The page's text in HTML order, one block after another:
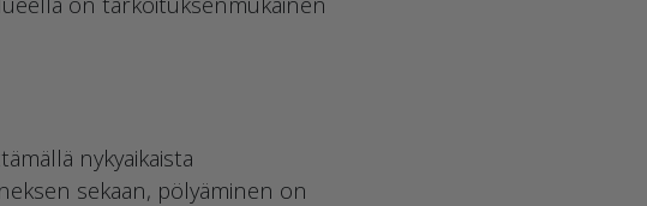
nykyaikaista
sekaan, pölyäminen on